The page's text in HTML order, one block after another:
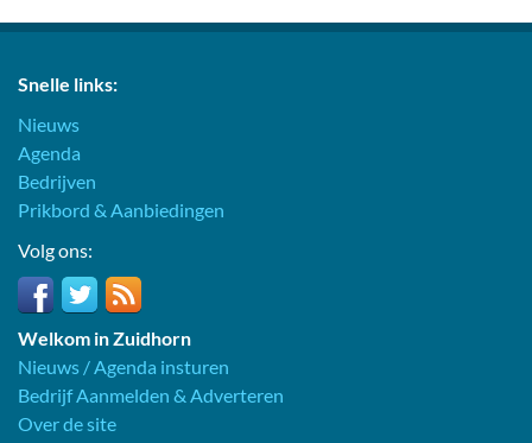
Snelle links:
Nieuws
Agenda
Bedrijven
Prikbord & Aanbiedingen
Volg ons:
Welkom in Zuidhorn
Nieuws / Agenda insturen
Bedrijf Aanmelden & Adverteren
Over de site